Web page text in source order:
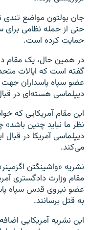
جان بولتون مواضع تندی
حتی از حمله نظامی
حمایت کرده است.
در همین حال، یک مقام
گفته است که ایالات
عضو سپاه پاسداران جهت
دیپلماسی هسته‌ای در قبال
این مقام آمریکایی که
نظر ما نباید چنین
دیپلماسی آمریکا در قبال
می‌کند.
نشریه «واشینگتن
مقام وزارت دادگستری
عضو نیروی قدس سپاه
به قتل برسانند.
این نشریه آمریکایی